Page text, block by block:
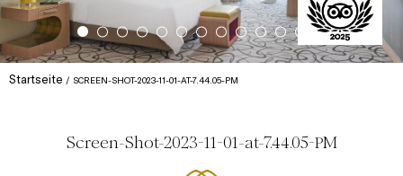
Startseite SCREEN-SHOT-2023-11-01-AT-7.44.05-PM
Screen-Shot-2023-11-01-at-7.44.05-PM